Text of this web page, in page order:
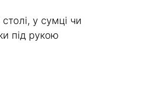
у сумці чи
під рукою